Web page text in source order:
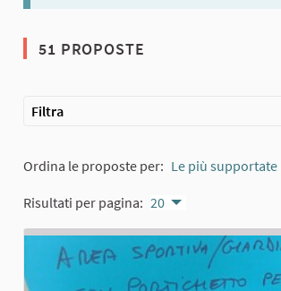
51 PROPOSTE
Filtra
Ordina le proposte per: Le più supportate
Risultati per pagina: 20